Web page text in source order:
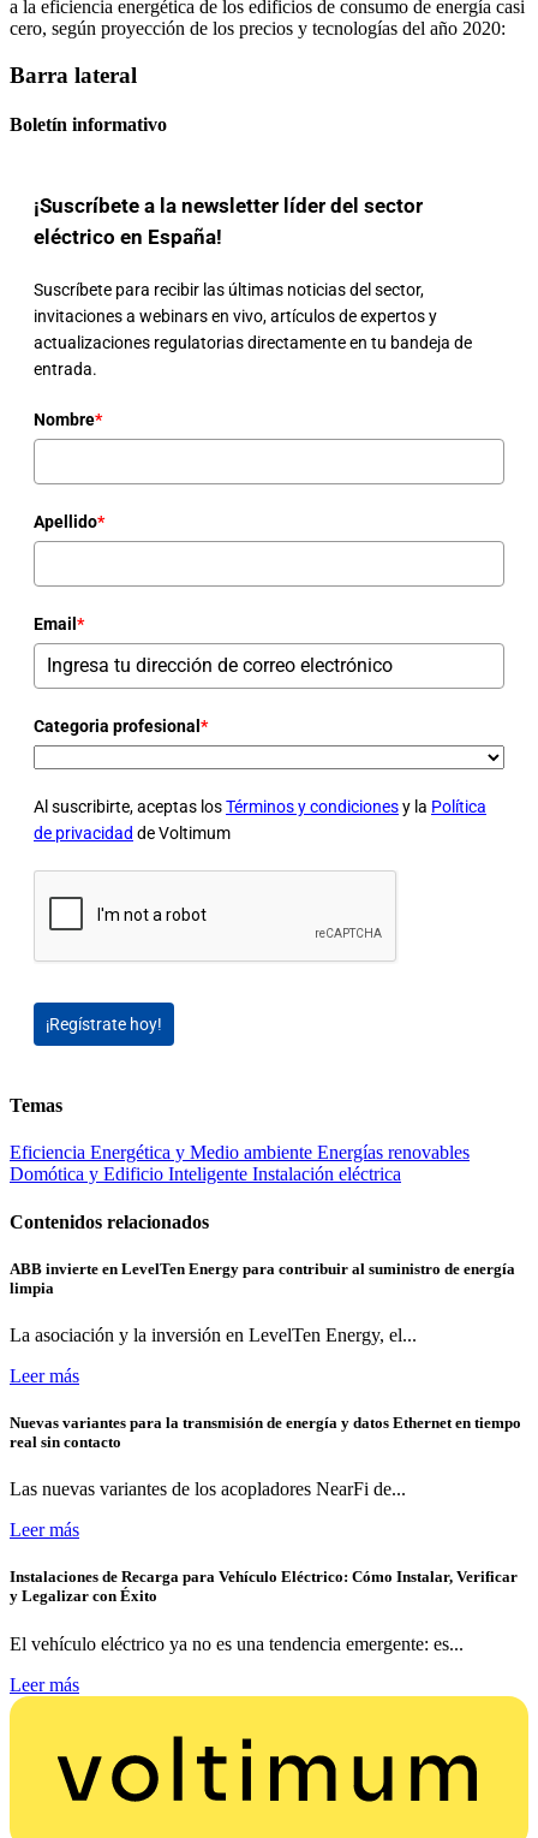
a la eficiencia energética de los edificios de consumo de energía casi
cero, según proyección de los precios y tecnologías del año 2020:
Barra lateral
Boletín informativo
¡Suscríbete a la newsletter líder del sector
eléctrico en España!
Suscríbete para recibir las últimas noticias del sector,
invitaciones a webinars en vivo, artículos de expertos y
actualizaciones regulatorias directamente en tu bandeja de
entrada.
Nombre*
Apellido*
Email *
Categoria profesional *
Al suscribirte, aceptas losTérminos y condicionesy la Política
de privacidad de Voltimum
¡Regístrate hoy!
Temas
Eficiencia Energética y Medio ambiente Energías renovables
Domótica y Edificio Inteligente Instalación eléctrica
Contenidos relacionados
ABB invierte en LevelTen Energy para contribuir al suministro de energía
limpia
La asociación y la inversión en LevelTen Energy, el...
Leer más
Nuevas variantes para la transmisión de energía y datos Ethernet en tiempo
real sin contacto
Las nuevas variantes de los acopladores NearFi de...
Leer más
Instalaciones de Recarga para Vehículo Eléctrico: Cómo Instalar, Verificar
y Legalizar con Éxito
El vehículo eléctrico ya no es una tendencia emergente: es...
Leer más